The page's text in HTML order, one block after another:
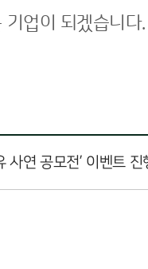
업이 되겠습니다.
사연 공모전’ 이벤트 진